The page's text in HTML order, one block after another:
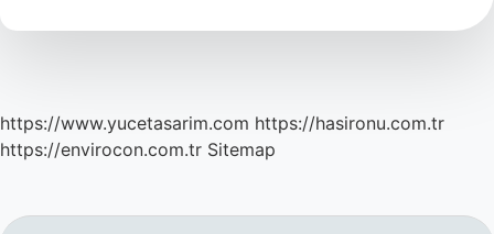
Yanığına
https://www.yucetasarim.com https://hasironu.com.tr
https://envirocon.com.tr Sitemap